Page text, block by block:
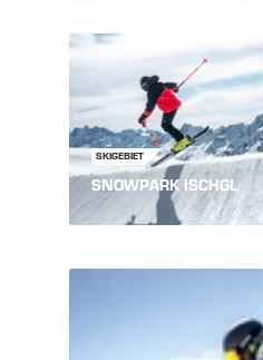
SKIGEBIET
SNOWPARK ISCHGL